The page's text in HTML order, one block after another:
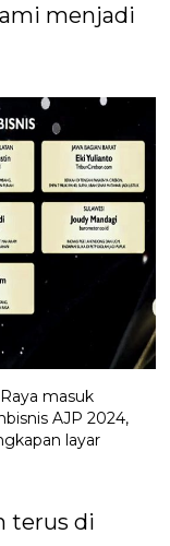
menjadi
masuk
AJP 2024,
layar
terus di